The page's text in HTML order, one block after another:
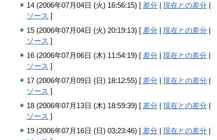
14 (2006年07月04日 (火) 16:56:15) [ 差分 |現在との差分 |
ソース ]
15 (2006年07月04日 (火) 20:19:13) [ 差分 |現在との差分 |
ソース ]
16 (2006年07月06日 (木) 11:54:19) [ 差分 |現在との差分 |
ソース ]
17 (2006年07月09日 (日) 18:12:55) [ 差分 |現在との差分 |
ソース ]
18 (2006年07月13日 (木) 18:59:39) [ 差分 |現在との差分 |
ソース ]
19 (2006年07月16日 (日) 03:23:46) [ 差分 |現在との差分 |